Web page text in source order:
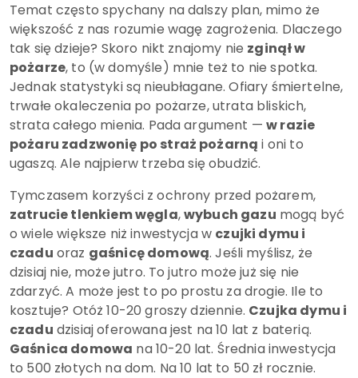
Temat często spychany na dalszy plan, mimo że
większość z nas rozumie wagę zagrożenia. Dlaczego
tak się dzieje? Skoro nikt znajomy nie zginął w
pożarze, to (w domyśle) mnie też to nie spotka.
Jednak statystyki są nieubłagane. Ofiary śmiertelne,
trwałe okaleczenia po pożarze, utrata bliskich,
strata całego mienia. Pada argument —w razie
pożaru zadzwonię po straż pożarną i oni to
ugaszą. Ale najpierw trzeba się obudzić.
Tymczasem korzyści z ochrony przed pożarem,
zatrucie tlenkiem węgla,wybuch gazu mogą być
o wiele większe niż inwestycja w czujki dymu i
czadu oraz gaśnicę domową. Jeśli myślisz, że
dzisiaj nie, może jutro. To jutro może już się nie
zdarzyć. A może jest to po prostu za drogie. Ile to
kosztuje? Otóż 10-20 groszy dziennie. Czujka dymu i
czadu dzisiaj oferowana jest na 10 lat z baterią.
Gaśnica domowa na 10-20 lat. Średnia inwestycja
to 500 złotych na dom. Na 10 lat to 50 zł rocznie.